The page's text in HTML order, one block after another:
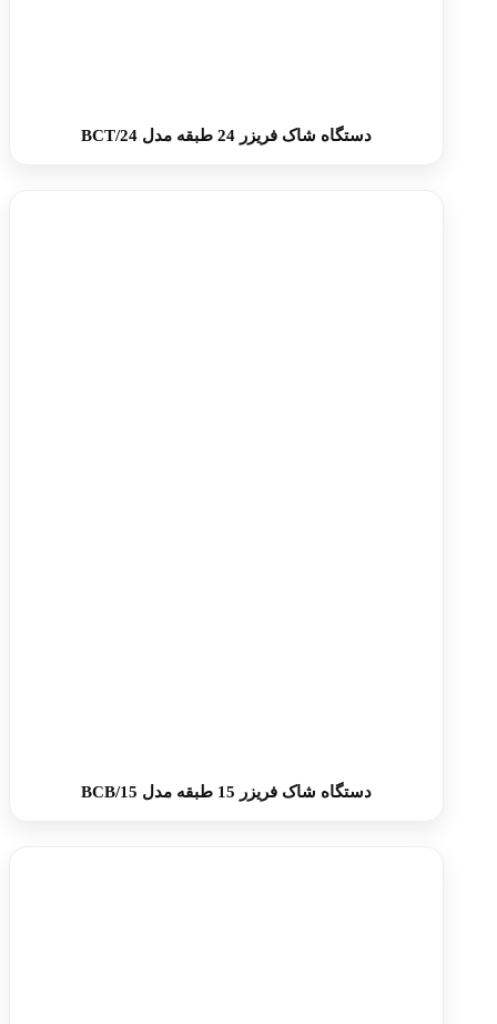
دستگاه شاک فریزر 24 طبقه مدل BCT/24
دستگاه شاک فریزر 15 طبقه مدل BCB/15